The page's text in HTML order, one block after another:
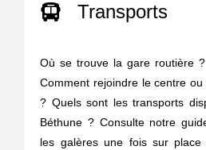
Transports
Où se trouve la gare routière
Comment rejoindre le centre
? Quels sont les transports
Béthune ? Consulte notre
les galères une fois sur